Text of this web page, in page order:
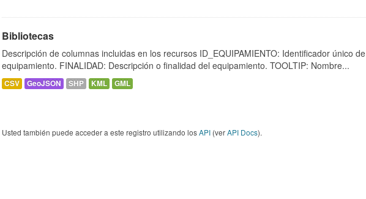
Bibliotecas
Descripción de columnas incluidas en los recursos ID_EQUIPAMIENTO: Identificador único de
equipamiento. FINALIDAD: Descripción o finalidad del equipamiento. TOOLTIP: Nombre...
CSV GeoJSON SHP KML GML
Usted también puede acceder a este registro utilizando losAPI (verAPI Docs).